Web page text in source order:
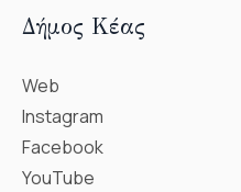
Δήμος Κέας
Web
Instagram
Facebook
YouTube